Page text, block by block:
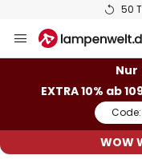
50
Inhalt
Nur
EXTRA 10% ab
Code:
WOW